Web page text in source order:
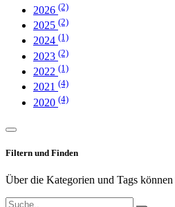
2026 (2)
2025 (2)
2024 (1)
2023 (2)
2022 (1)
2021 (4)
2020 (4)
Filtern und Finden
Über die Kategorien und Tags